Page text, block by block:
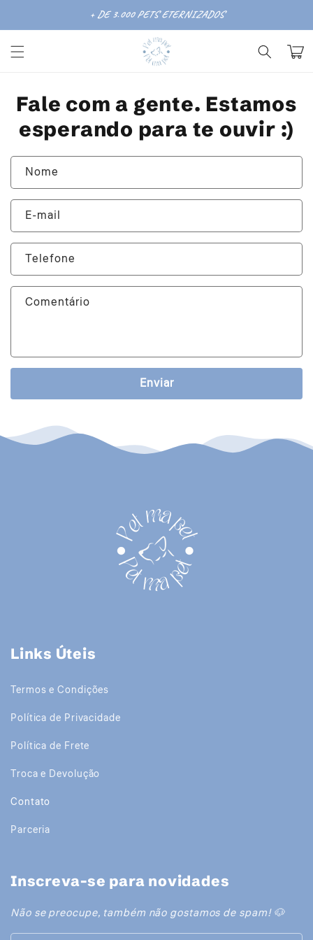
conteúdo
+ DE3.000PETS ETERNIZADOS
Fale com a gente. Estamos
esperando para te ouvir :)
Nome
E-mail
Telefone
Comentário
Enviar
Links Úteis
Termos e Condições
Política de Privacidade
Política de Frete
Troca e Devolução
Contato
Parceria
Inscreva-se para novidades
Não se preocupe, também não gostamos de spam! 🐶